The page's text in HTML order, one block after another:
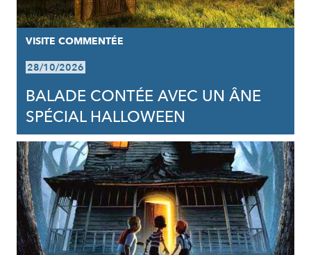
VISITE COMMENTÉE
28/10/2026
BALADE CONTÉE AVEC UN ÂNE
SPÉCIAL HALLOWEEN